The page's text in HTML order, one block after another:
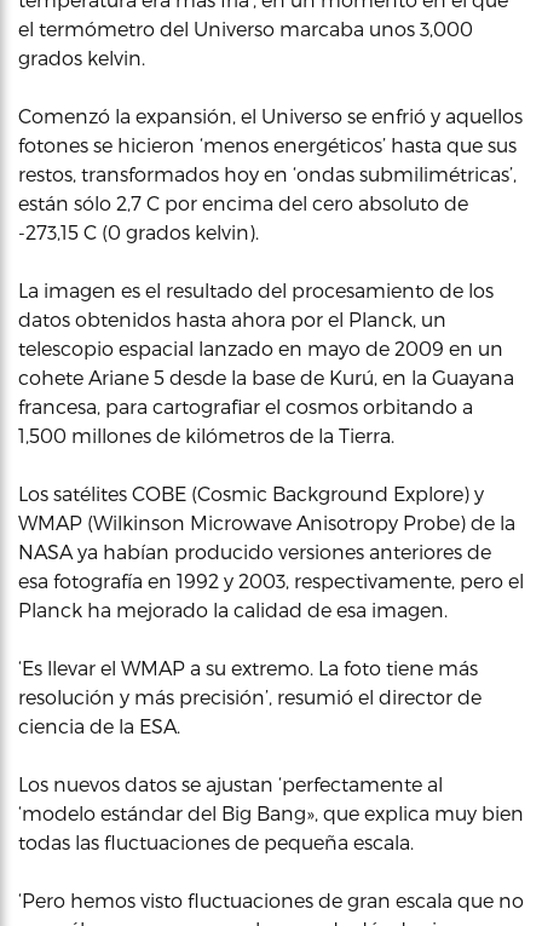
el termómetro del Universo marcaba unos 3,000
grados kelvin.
Comenzó la expansión, el Universo se enfrió y aquellos
fotones se hicieron ‘menos energéticos’ hasta que sus
restos, transformados hoy en ‘ondas submilimétricas’,
están sólo 2,7 C por encima del cero absoluto de
-273,15 C (0 grados kelvin).
La imagen es el resultado del procesamiento de los
datos obtenidos hasta ahora por el Planck, un
telescopio espacial lanzado en mayo de 2009 en un
cohete Ariane 5 desde la base de Kurú, en la Guayana
francesa, para cartografiar el cosmos orbitando a
1,500 millones de kilómetros de la Tierra.
Los satélites COBE (Cosmic Background Explore) y
WMAP (Wilkinson Microwave Anisotropy Probe) de la
NASA ya habían producido versiones anteriores de
esa fotografía en 1992 y 2003, respectivamente, pero el
Planck ha mejorado la calidad de esa imagen.
‘Es llevar el WMAP a su extremo. La foto tiene más
resolución y más precisión’, resumió el director de
ciencia de la ESA.
Los nuevos datos se ajustan ‘perfectamente al
‘modelo estándar del Big Bang», que explica muy bien
todas las fluctuaciones de pequeña escala.
‘Pero hemos visto fluctuaciones de gran escala que no